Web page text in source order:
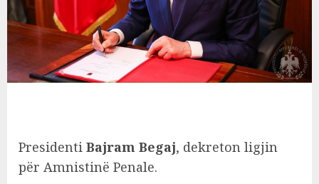
Presidenti Bajram Begaj, dekreton ligjin
për Amnistinë Penale.